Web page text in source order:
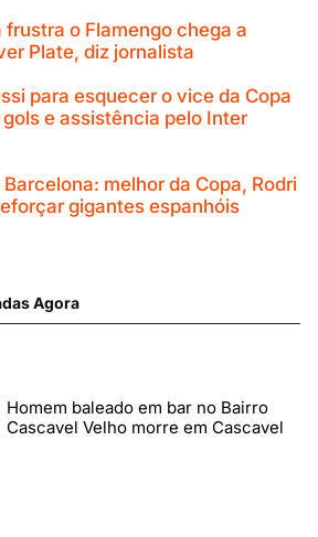
frustra o Flamengo chega a
Plate, diz jornalista
para esquecer o vice da Copa
e assistência pelo Inter
melhor da Copa, Rodri
gigantes espanhóis
Agora
Homem baleado em bar no Bairro
Cascavel Velho morre em Cascavel